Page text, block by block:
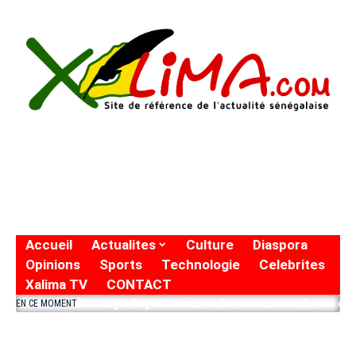
Accueil Actualites Culture
Diaspora
Opinions
Sports Technologie
Celebrites
Xalima TV
CONTACT
EN CE MOMENTDiomaye FayeOusmane SonkoJustice2eme